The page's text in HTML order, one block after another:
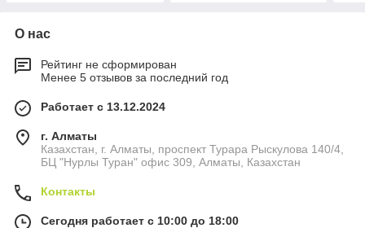
О нас
Рейтинг не сформирован
Менее 5 отзывов за последний год
Работает с 13.12.2024
г. Алматы
Казахстан, г. Алматы, проспект Турара Рыскулова 140/4,
БЦ "Нурлы Туран" офис 309, Алматы, Казахстан
Контакты
Сегодня работает с 10:00 до 18:00